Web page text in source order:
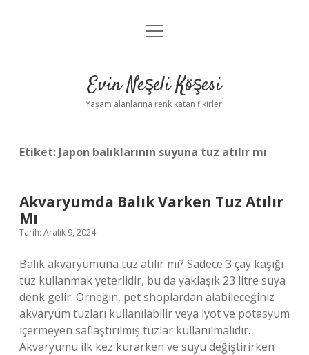
Anasayfa
Yasal Uyarı
menüyü
Evin Neşeli Köşesi
Yaşam alanlarına renk katan fikirler!
Etiket: Japon balıklarının suyuna tuz atılır mı
Akvaryumda Balık Varken Tuz Atılır
Mı
Tarih: Aralık 9, 2024
Balık akvaryumuna tuz atılır mı? Sadece 3 çay kaşığı
tuz kullanmak yeterlidir, bu da yaklaşık 23 litre suya
denk gelir. Örneğin, pet shoplardan alabileceğiniz
akvaryum tuzları kullanılabilir veya iyot ve potasyum
içermeyen saflaştırılmış tuzlar kullanılmalıdır.
Akvaryumu ilk kez kurarken ve suyu değiştirirken